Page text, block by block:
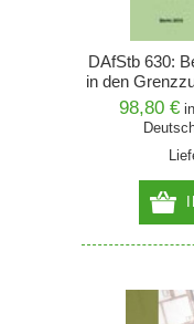
DAfStb 630:
in den
der
98,80 €